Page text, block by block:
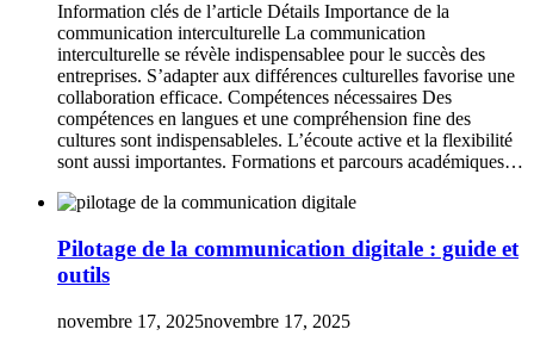
Information clés de l’article Détails Importance de la
communication interculturelle La communication
interculturelle se révèle indispensablee pour le succès des
entreprises. S’adapter aux différences culturelles favorise une
collaboration efficace. Compétences nécessaires Des
compétences en langues et une compréhension fine des
cultures sont indispensableles. L’écoute active et la flexibilité
sont aussi importantes. Formations et parcours académiques…
Pilotage de la communication digitale : guide et
outils
novembre 17, 2025novembre 17, 2025